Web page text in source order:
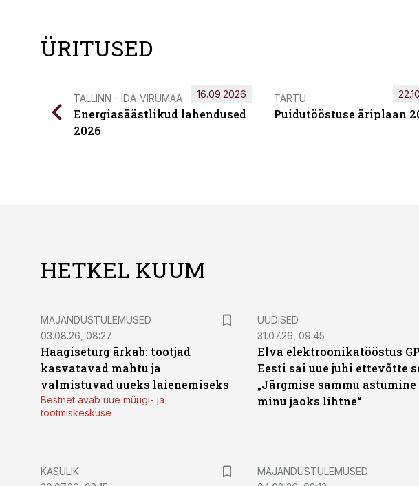
ÜRITUSED
TALLINN - IDA-VIRUMAA
Energiasäästlikud lahendused
2026
16.09.2026 TARTU
Puidutööstuse äriplaan
HETKEL KUUM
MAJANDUSTULEMUSED
03.08.26, 08:27
Haagiseturg ärkab: tootjad
kasvatavad mahtu ja
valmistuvad uueks laienemiseks
Bestnet avab uue müügi- ja
tootmiskeskuse
UUDISED
31.07.26, 09:45
Elva elektroonikatööstus
Eesti sai uue juhi ettevõtte
„Järgmise sammu
minu jaoks lihtne“
KASULIK
MAJANDUSTULEMUSED